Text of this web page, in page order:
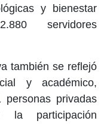
y bienestar
servidores
también se reflejó
y académico,
personas privadas
la participación